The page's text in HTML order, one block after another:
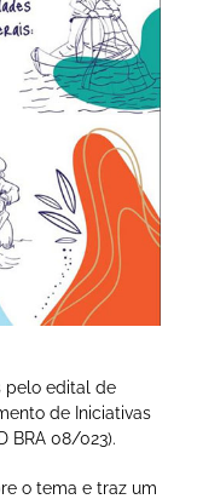
pelo edital de
de Iniciativas
BRA 08/023).
o tema e traz um